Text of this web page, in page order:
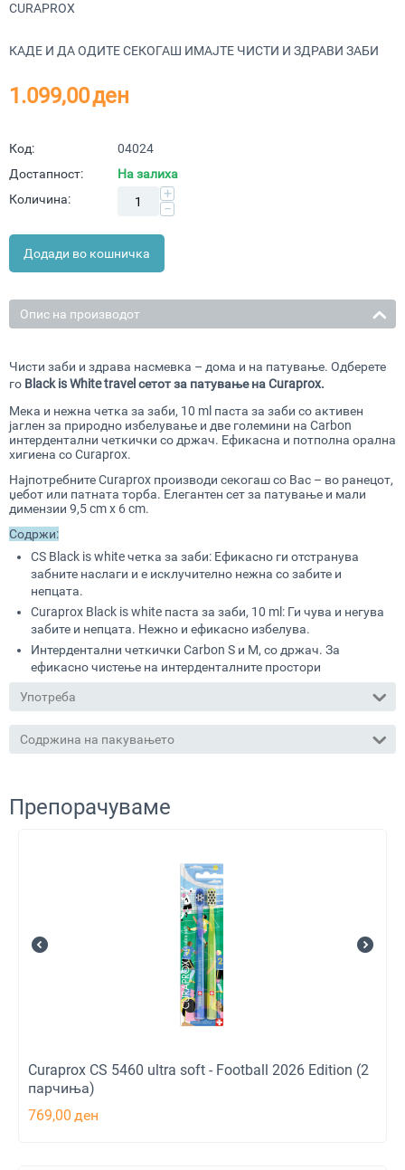
CURAPROX
КАДЕ И ДА ОДИТЕ СЕКОГАШ ИМАЈТЕ ЧИСТИ И ЗДРАВИ ЗАБИ
1.099,00ден
Код:
04024
Достапност:
На залиха
Количина:
+
−
Додади во кошничка
Опис на производот
Чисти заби и здрава насмевка – дома и на патување. Одберете
го Black is White travel сетот за патување на Curaprox.
Мека и нежна четка за заби, 10 ml паста за заби со активен
јаглен за природно избелување и две големини на Carbon
интердентални четкички со држач. Ефикасна и потполна орална
хигиена со Curaprox.
Најпотребните Curaprox производи секогаш со Вас – во ранецот,
џебот или патната торба. Елегантен сет за патување и мали
димензии 9,5 cm x 6 cm.
Содржи:
CS Black is white четка за заби: Ефикасно ги отстранува
забните наслаги и е исклучително нежна со забите и
непцата.
Curaprox Black is white паста за заби, 10 ml: Ги чува и негува
забите и непцата. Нежно и ефикасно избелува.
Интердентални четкички Carbon S и М, со држач. За
ефикасно чистење на интерденталните простори
Употреба
Содржина на пакувањето
Препорачуваме
Curaprox CS 5460 ultra soft - Football 2026 Edition (2
парчиња)
769,00 ден